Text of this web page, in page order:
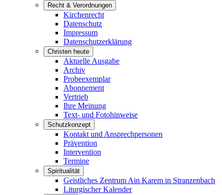
Recht & Verordnungen
Kirchenrecht
Datenschutz
Impressum
Datenschutzerklärung
Christen heute
Aktuelle Ausgabe
Archiv
Probeexemplar
Abonnement
Vertrieb
Ihre Meinung
Text- und Fotohinweise
Schutzkonzept
Kontakt und Ansprechpersonen
Prävention
Intervention
Termine
Spiritualität
Geistliches Zentrum Ain Karem in Stranzenbach
Liturgischer Kalender